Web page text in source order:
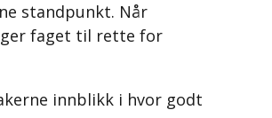
standpunkt. Når
faget til rette for
innblikk i hvor godt